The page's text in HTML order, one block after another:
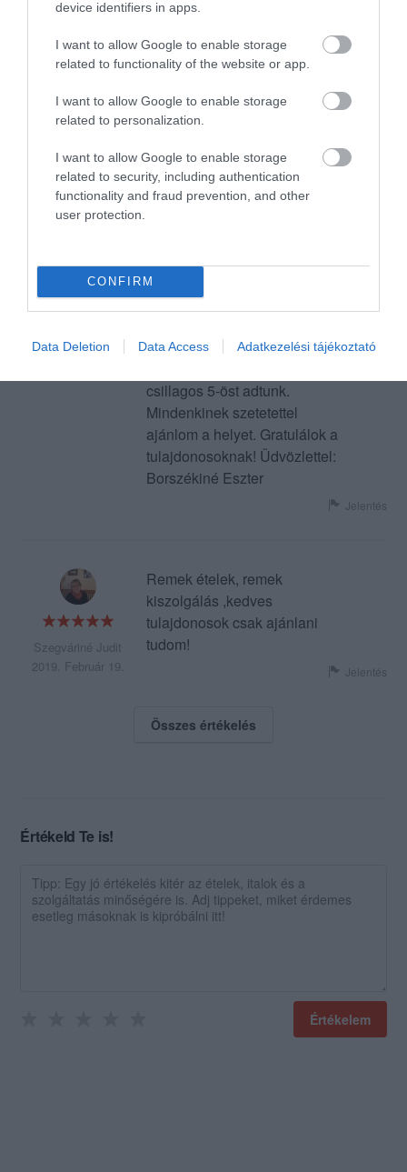
device identifiers in apps.
I want to allow Google to enable storage
related to functionality of the website or app.
I want to allow Google to enable storage
related to personalization.
I want to allow Google to enable storage
related to security, including authentication
functionality and fraud prevention, and other
user protection.
CONFIRM
Data Deletion Data Access Adatkezelési tájékoztató
Hüse István
Ez egy rossz oldal !! Régi
árakkal !! Kérem az oldal
kezelőjét az árakat változtassa
meg !! www.husevendeglo.hu
Borszékiné Ollár Eszter
2019. Június 5.
foglaltunk asztalt és a menüt is
előre megbeszéltük. A
voltak, az étel első osztályú
csillagos 5-öst adtunk.
Mindenkinek szetetettel
ajánlom a helyet. Gratulálok a
tulajdonosoknak! Üdvözlettel:
Borszékiné Eszter
Jelentés
Szegváriné Judit
2019. Február 19.
Remek ételek, remek
kiszolgálás ,kedves
tulajdonosok csak ajánlani
tudom!
Jelentés
Összes értékelés
Értékeld Te is!
Értékelem